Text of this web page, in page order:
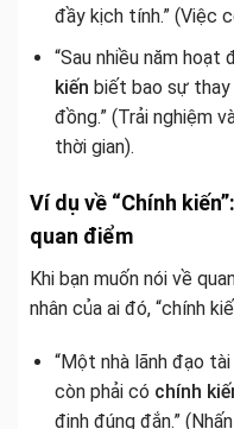
đầy kịch tính.” (Việc
“Sau nhiều năm
kiến biết bao sự
đồng.” (Trải nghiệm
thời gian).
Ví dụ về “Chính
quan điểm
Khi bạn muốn nói về
nhân của ai đó, “chính
“Một nhà lãnh đạo
còn phải có chính
định đúng đắn.”